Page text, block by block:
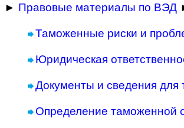
► Правовые материалы по ВЭД
Таможенные риски и
Юридическая
Документы и сведения
Определение таможенной